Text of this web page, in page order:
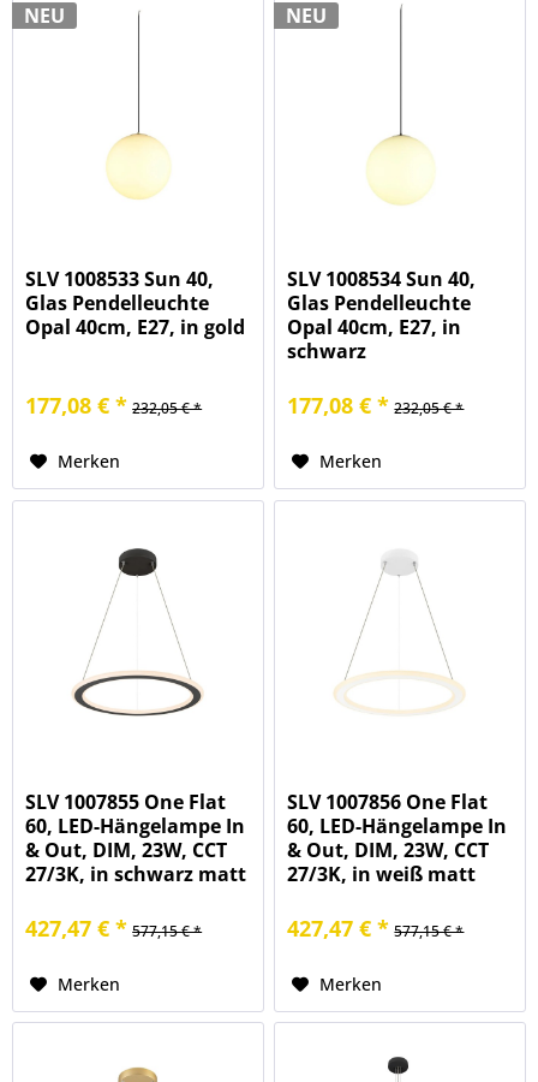
NEU
SLV 1008533 Sun 40,
Glas Pendelleuchte
Opal 40cm, E27, in gold
177,08 € * 232,05 € *
Merken
NEU
SLV 1008534 Sun 40,
Glas Pendelleuchte
Opal 40cm, E27, in
schwarz
177,08 € * 232,05 € *
Merken
SLV 1007855 One Flat
60, LED-Hängelampe In
& Out, DIM, 23W, CCT
27/3K, in schwarz matt
427,47 € * 577,15 € *
Merken
SLV 1007856 One Flat
60, LED-Hängelampe In
& Out, DIM, 23W, CCT
27/3K, in weiß matt
427,47 € * 577,15 € *
Merken